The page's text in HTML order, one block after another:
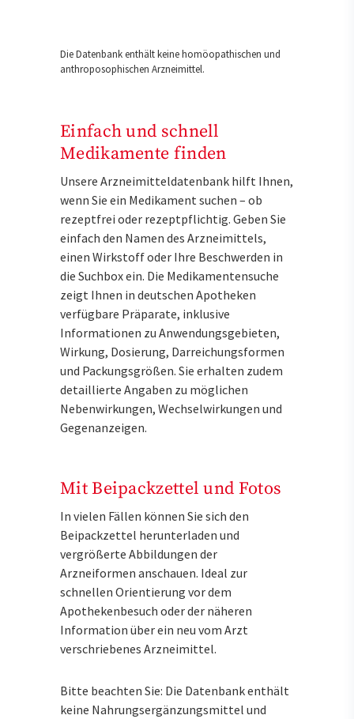
Die Datenbank enthält keine homöopathischen und
anthroposophischen Arzneimittel.
Einfach und schnell
Medikamente finden
Unsere Arzneimitteldatenbank hilft Ihnen,
wenn Sie ein Medikament suchen – ob
rezeptfrei oder rezeptpflichtig. Geben Sie
einfach den Namen des Arzneimittels,
einen Wirkstoff oder Ihre Beschwerden in
die Suchbox ein. Die Medikamentensuche
zeigt Ihnen in deutschen Apotheken
verfügbare Präparate, inklusive
Informationen zu Anwendungsgebieten,
Wirkung, Dosierung, Darreichungsformen
und Packungsgrößen. Sie erhalten zudem
detaillierte Angaben zu möglichen
Nebenwirkungen, Wechselwirkungen und
Gegenanzeigen.
Mit Beipackzettel und Fotos
In vielen Fällen können Sie sich den
Beipackzettel herunterladen und
vergrößerte Abbildungen der
Arzneiformen anschauen. Ideal zur
schnellen Orientierung vor dem
Apothekenbesuch oder der näheren
Information über ein neu vom Arzt
verschriebenes Arzneimittel.
Bitte beachten Sie: Die Datenbank enthält
keine Nahrungsergänzungsmittel und